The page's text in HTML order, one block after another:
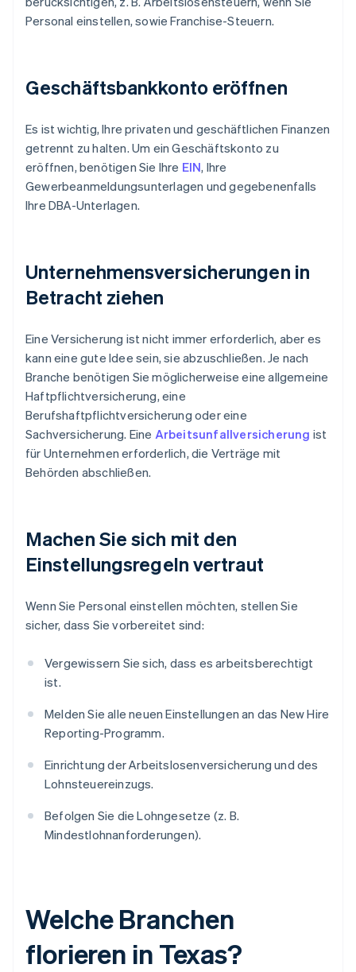
Personal einstellen, sowie Franchise-Steuern.
Geschäftsbankkonto eröffnen
Es ist wichtig, Ihre privaten und geschäftlichen Finanzen
getrennt zu halten. Um ein Geschäftskonto zu
eröffnen, benötigen Sie Ihre EIN, Ihre
Gewerbeanmeldungsunterlagen und gegebenenfalls
Ihre DBA-Unterlagen.
Unternehmensversicherungen in
Betracht ziehen
Eine Versicherung ist nicht immer erforderlich, aber es
kann eine gute Idee sein, sie abzuschließen. Je nach
Branche benötigen Sie möglicherweise eine allgemeine
Haftpflichtversicherung, eine
Berufshaftpflichtversicherung oder eine
Sachversicherung. Eine Arbeitsunfallversicherung ist
für Unternehmen erforderlich, die Verträge mit
Behörden abschließen.
Machen Sie sich mit den
Einstellungsregeln vertraut
Wenn Sie Personal einstellen möchten, stellen Sie
sicher, dass Sie vorbereitet sind:
Vergewissern Sie sich, dass es arbeitsberechtigt
ist.
Melden Sie alle neuen Einstellungen an das New Hire
Reporting-Programm.
Einrichtung der Arbeitslosenversicherung und des
Lohnsteuereinzugs.
Befolgen Sie die Lohngesetze (z. B.
Mindestlohnanforderungen).
Welche Branchen
florieren in Texas?